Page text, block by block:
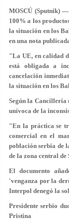
MOSCÚ (Sputnik)
100% a los
la situación en los
en una nota
"La UE, en calidad
está obligada a
cancelación
la situación en los
Según la Cancillería
unívoca de la
"En la práctica se
comercial en el
población serbia de
de la zona central
El documento
'venganza por la
Interpol denegó la
Presidente serbio
Pristina